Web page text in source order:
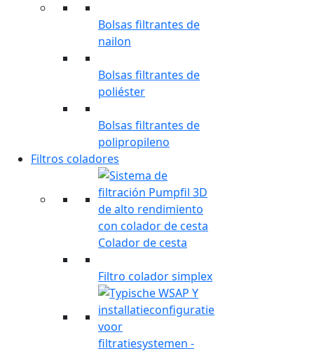
Bolsas filtrantes de
nailon
Bolsas filtrantes de
poliéster
Bolsas filtrantes de
polipropileno
Filtros coladores
Colador de cesta
Filtro colador simplex